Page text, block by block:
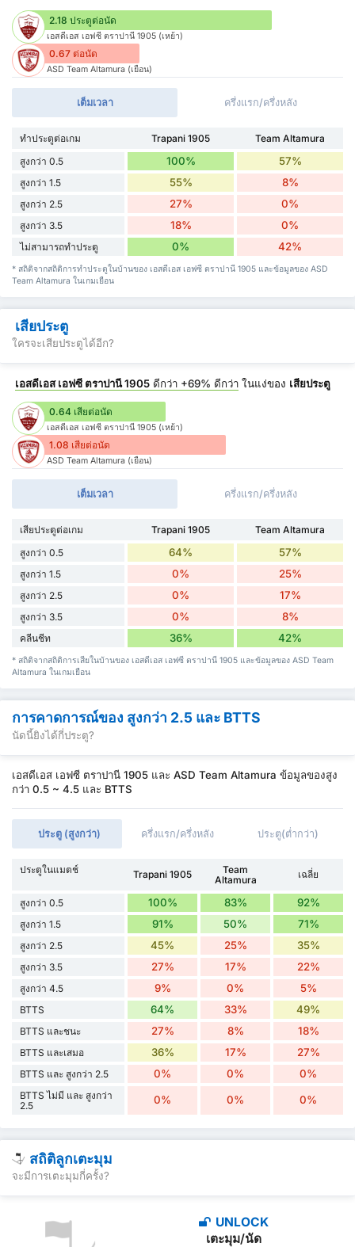
2.18 ประตูต่อนัด
เอสดีเอส เอฟซี ตราปานี 1905 (เหย้า)
0.67 ต่อนัด
ASD Team Altamura (เยือน)
เต็มเวลา ครึ่งแรก/ครึ่งหลัง
ทำประตูต่อเกม Trapani 1905
Team Altamura
สูงกว่า 0.5
100% 57%
สูงกว่า 1.5 55% 8%
สูงกว่า 2.5 27% 0%
สูงกว่า 3.5 18% 0%
ไม่สามารถทำประตู 0% 42%
* สถิติจากสถิติการทำประตูในบ้านของ เอสดีเอส เอฟซี ตราปานี 1905 และข้อมูลของ ASD
Team Altamura ในเกมเยือน
เสียประตู
ใครจะเสียประตูได้อีก?
เอสดีเอส เอฟซี ตราปานี 1905 ดีกว่า +69% ดีกว่า ในแง่ของ เสียประตู
0.64 เสียต่อนัด
เอสดีเอส เอฟซี ตราปานี 1905 (เหย้า)
1.08 เสียต่อนัด
ASD Team Altamura (เยือน)
เต็มเวลา ครึ่งแรก/ครึ่งหลัง
เสียประตูต่อเกม Trapani 1905
Team Altamura
สูงกว่า 0.5
64% 57%
สูงกว่า 1.5 0% 25%
สูงกว่า 2.5 0% 17%
สูงกว่า 3.5 0% 8%
คลีนชีท 36% 42%
* สถิติจากสถิติการเสียในบ้านของ เอสดีเอส เอฟซี ตราปานี 1905 และข้อมูลของ ASD Team
Altamura ในเกมเยือน
การคาดการณ์ของ สูงกว่า 2.5 และ BTTS
นัดนี้ยิงได้กี่ประตู?
เอสดีเอส เอฟซี ตราปานี 1905 และ ASD Team Altamura ข้อมูลของสูง
กว่า 0.5 ~ 4.5 และ BTTS
ประตู (สูงกว่า) ครึ่งแรก/ครึ่งหลัง ประตู(ต่ำกว่า)
ประตูในแมตช์ Trapani 1905
Team
Altamura
เฉลี่ย
สูงกว่า 0.5 100% 83% 92%
สูงกว่า 1.5 91% 50% 71%
สูงกว่า 2.5 45% 25% 35%
สูงกว่า 3.5 27% 17% 22%
สูงกว่า 4.5 9% 0% 5%
BTTS 64% 33% 49%
BTTS และชนะ 27% 8% 18%
BTTS และเสมอ 36% 17% 27%
BTTS และ สูงกว่า 2.5 0% 0% 0%
BTTS ไม่มี และ สูงกว่า
2.5
0% 0% 0%
สถิติลูกเตะมุม
จะมีการเตะมุมกี่ครั้ง?
UNLOCK
เตะมุม/นัด